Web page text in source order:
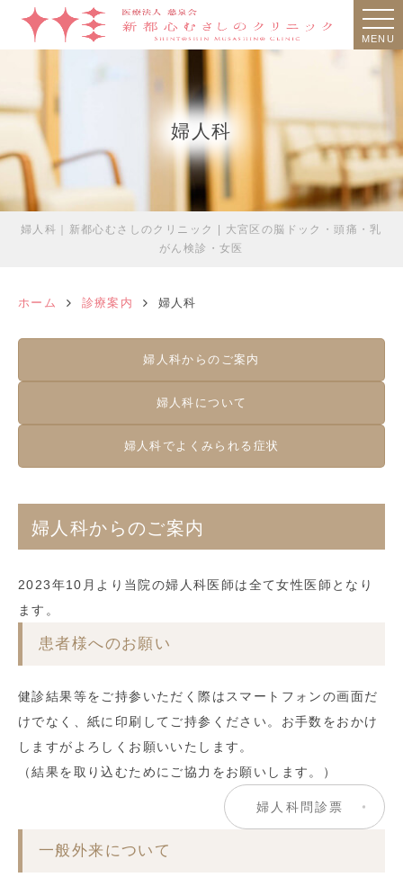
MENU
婦人科
婦人科｜新都心むさしのクリニック | 大宮区の脳ドック・頭痛・乳
がん検診・女医
ホーム 診療案内 婦人科
婦人科からのご案内
婦人科について
婦人科でよくみられる症状
婦人科からのご案内
2023年10月より当院の婦人科医師は全て女性医師となり
ます。
患者様へのお願い
健診結果等をご持参いただく際はスマートフォンの画面だ
けでなく、紙に印刷してご持参ください。お手数をおかけ
しますがよろしくお願いいたします。
（結果を取り込むためにご協力をお願いします。）
婦人科問診票
一般外来について